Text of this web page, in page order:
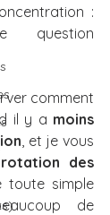
:
question
comment
il y a moins
, et je vous
des
simple
de